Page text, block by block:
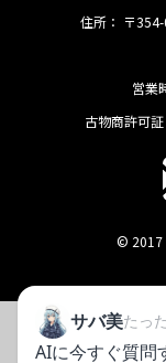
住所： 〒
営業
古物商許可証
© 2017
た